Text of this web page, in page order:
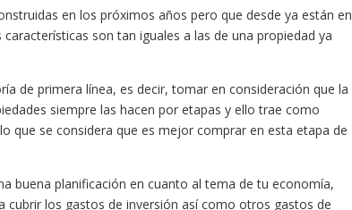
en los próximos años pero que desde ya están en
son tan iguales a las de una propiedad ya
de primera línea, es decir, tomar en consideración que la
siempre las hacen por etapas y ello trae como
que se considera que es mejor comprar en esta etapa de
buena planificación en cuanto al tema de tu economía,
cubrir los gastos de inversión así como otros gastos de